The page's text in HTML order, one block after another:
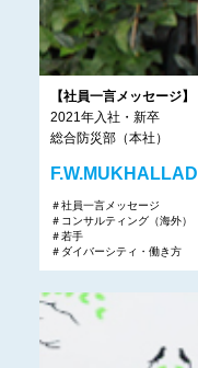
【社員一言メッセージ】
2021年入社・新卒
総合防災部（本社）
F.W.MUKHALLAD
＃社員一言メッセージ
＃コンサルティング（海外）
＃若手
＃ダイバーシティ・働き方